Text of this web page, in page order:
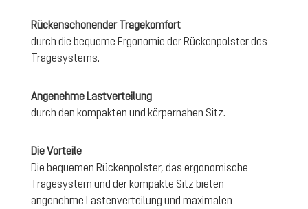
Rückenschonender Tragekomfort
durch die bequeme Ergonomie der Rückenpolster des
Tragesystems.
Angenehme Lastverteilung
durch den kompakten und körpernahen Sitz.
Die Vorteile
Die bequemen Rückenpolster, das ergonomische
Tragesystem und der kompakte Sitz bieten
angenehme Lastenverteilung und maximalen